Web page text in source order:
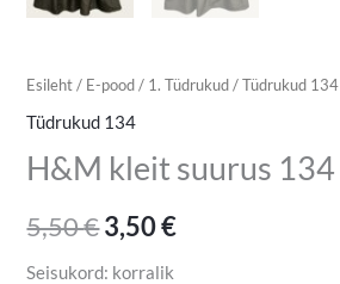
Esileht/ E-pood/ 1. Tüdrukud/Tüdrukud 134
Tüdrukud 134
H&M kleit suurus 134
5,50€3,50€
Seisukord: korralik